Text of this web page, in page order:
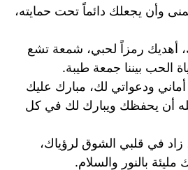
وأن يجعلك دائماً تحت حمايته،
أهديك رمزاً لحبي، شمعة تشع
الحب بيننا جمعة طيبة.
ودعواتي لك، مبارك عليك
أن يحفظك ويبارك لك في كل
زاد في قلبي الشوق لرؤياك،
بالنور والسلام.